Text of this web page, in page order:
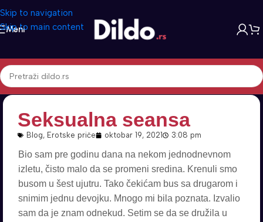
Skip to navigation
Skip to main content
Meni
Seksualna seansa
Blog, Erotske priče oktobar 19, 2021 3:08 pm
Bio sam pre godinu dana na nekom jednodnevnom
izletu, čisto malo da se promeni sredina. Krenuli smo
busom u šest ujutru. Tako čekićam bus sa drugarom i
snimim jednu devojku. Mnogo mi bila poznata. Izvalio
sam da je znam odnekud. Setim se da se družila u